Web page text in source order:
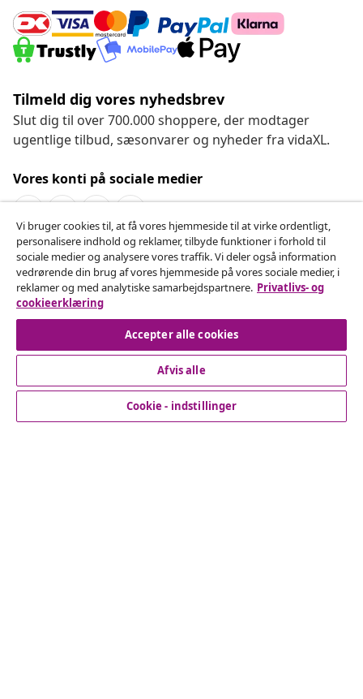
Tilmeld dig vores nyhedsbrev
Slut dig til over 700.000 shoppere, der modtager
ugentlige tilbud, sæsonvarer og nyheder fra vidaXL.
Vores konti på sociale medier
Fortryd køb
Indsend en anmodning om at fortryde din ordre.
Fortryd køb
Kundeservice
Vi bruger cookies til, at få vores hjemmeside til at virke ordentligt,
personalisere indhold og reklamer, tilbyde funktioner i forhold til
sociale medier og analysere vores traffik. Vi deler også information
vedrørende din brug af vores hjemmeside på vores sociale medier, i
reklamer og med analytiske samarbejdspartnere. Privatlivs- og
cookieerklæring
Accepter alle cookies
Afvis alle
Cookie - indstillinger